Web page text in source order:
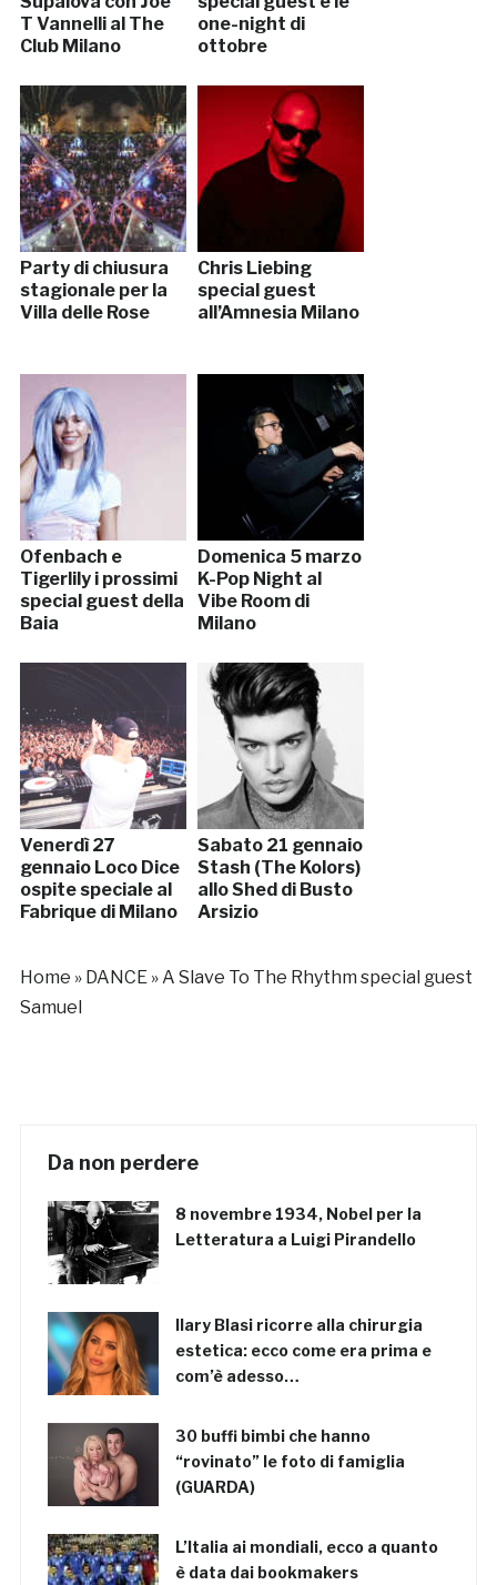
T Vannelli al The
Club Milano
one-night di
ottobre
Party di chiusura
stagionale per la
Villa delle Rose
Chris Liebing
special guest
all’Amnesia Milano
Ofenbach e
Tigerlily i prossimi
special guest della
Baia
Domenica 5 marzo
K-Pop Night al
Vibe Room di
Milano
Venerdì 27
gennaio Loco Dice
ospite speciale al
Fabrique di Milano
Sabato 21 gennaio
Stash (The Kolors)
allo Shed di Busto
Arsizio
Home » DANCE»A Slave To The Rhythm special guest
Samuel
Da non perdere
8 novembre 1934, Nobel per la
Letteratura a Luigi Pirandello
Ilary Blasi ricorre alla chirurgia
estetica: ecco come era prima e
com’è adesso…
30 buffi bimbi che hanno
“rovinato” le foto di famiglia
(GUARDA)
L’Italia ai mondiali, ecco a quanto
è data dai bookmakers